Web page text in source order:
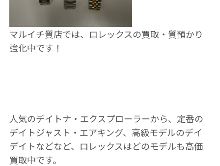
マルイチ質店では、ロレックスの買取・質預かり
強化中です！
人気のデイトナ・エクスプローラーから、定番の
デイトジャスト・エアキング、高級モデルのデイ
デイトなどなど、ロレックスはどのモデルも高価
買取中です。